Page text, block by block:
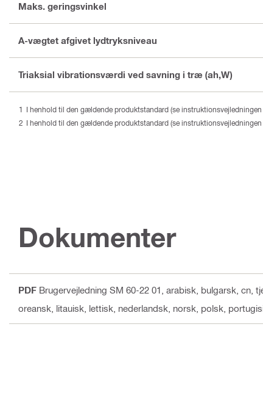
Maks. geringsvinkel
A-vægtet afgivet lydtryksniveau
Triaksial vibrationsværdi ved savning i træ (ah,W)
I henhold til den gældende produktstandard (se
I henhold til den gældende produktstandard (se
Dokumenter
PDF Brugervejledning SM 60-22 01 , arabisk, bulgarsk, cn,
oreansk, litauisk, lettisk, nederlandsk, norsk, polsk,